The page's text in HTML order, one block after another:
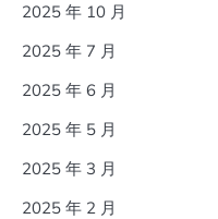
2025 年 10 月
2025 年 7 月
2025 年 6 月
2025 年 5 月
2025 年 3 月
2025 年 2 月